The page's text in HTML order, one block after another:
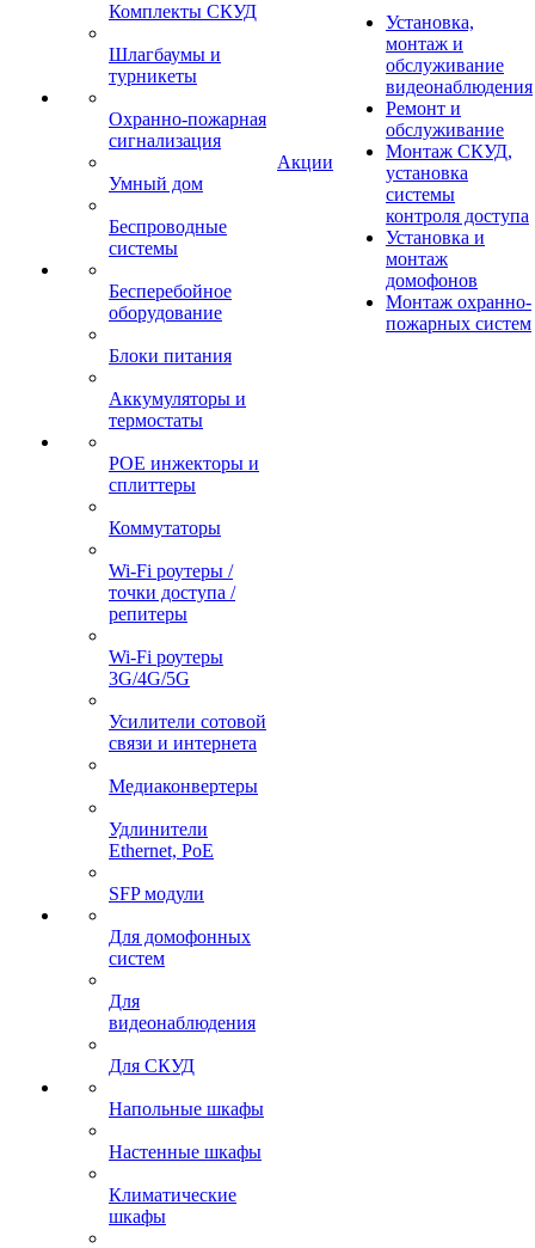
Комплекты СКУД
Шлагбаумы и
турникеты
Охранно-пожарная
сигнализация
Умный дом
Беспроводные
системы
Бесперебойное
оборудование
Блоки питания
Аккумуляторы и
термостаты
POE инжекторы и
сплиттеры
Коммутаторы
Wi-Fi роутеры /
точки доступа /
репитеры
Wi-Fi роутеры
3G/4G/5G
Усилители сотовой
связи и интернета
Медиаконвертеры
Удлинители
Ethernet, PoE
SFP модули
Для домофонных
систем
Для
видеонаблюдения
Для СКУД
Напольные шкафы
Настенные шкафы
Климатические
шкафы
Акции
Установка,
монтаж и
обслуживание
видеонаблюдения
Ремонт и
обслуживание
Монтаж СКУД,
установка
системы
контроля доступа
Установка и
монтаж
домофонов
Монтаж охранно-
пожарных систем